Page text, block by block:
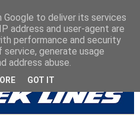
to deliver its services
address and user-agent are
performance and security
generate usage
address abuse.
GOT IT